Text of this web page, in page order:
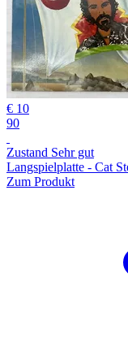
€ 10
90
Zustand Sehr gut
Langspielplatte - Cat
Zum Produkt